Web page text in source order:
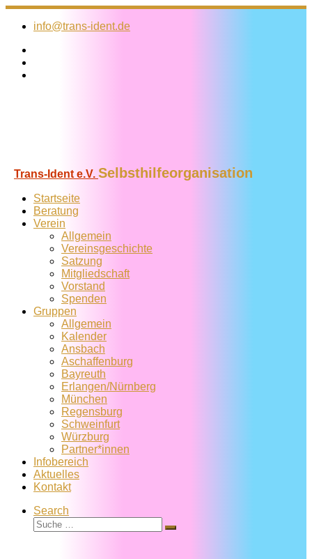
Zum
Inhalt
info@trans-ident.de
Trans-Ident e.V. Selbsthilfeorganisation
Startseite
Beratung
Verein
Allgemein
Vereins­geschichte
Satzung
Mitglied­schaft
Vorstand
Spenden
Gruppen
Allgemein
Kalender
Ansbach
Aschaffenburg
Bayreuth
Erlangen/Nürnberg
München
Regensburg
Schweinfurt
Würzburg
Partner*innen
Infobereich
Aktuelles
Kontakt
Search
Suche
Suche